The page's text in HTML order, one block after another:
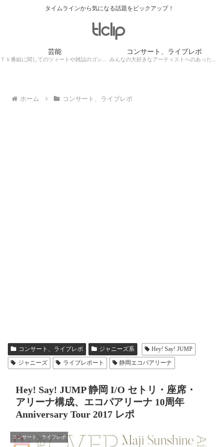
タイムラインから気になる話題をピックアップ！
芸能
ＴＶ番組に関してのツィートや雑誌のゴシップ記事、芸能人目撃情報・ロケ現場遭遇・・・
コンサート、ライブレポ
みんなの大好きなアーティストへのあったかぁ～い思いをツイッターレポートに保存！
ホーム コンサート、ライブレポ
コンサート、ライブレポ ジャニーズ系
Hey! Say! JUMP
ジャニーズ
ライブレポート 静岡エコパアリーナ
Hey! Say! JUMP 静岡 I/O セトリ・座席・
アリーナ構成、エコパアリーナ 10周年
Anniversary Tour 2017 レポ
コンサート、ライブレポ